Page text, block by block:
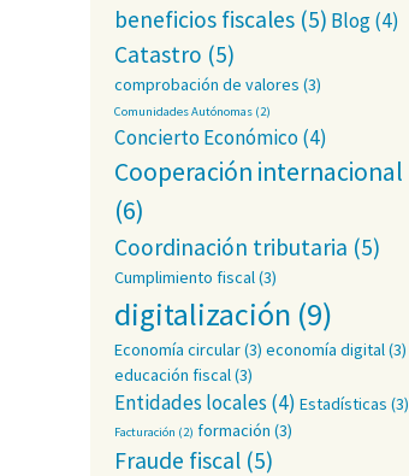
beneficios fiscales (5) Blog(4)
Catastro (5)
comprobación de valores (3)
Comunidades Autónomas (2)
Concierto Económico(4)
Cooperación internacional
(6)
Coordinación tributaria (5)
Cumplimiento fiscal(3)
digitalización (9)
Economía circular(3) economía digital(3)
educación fiscal(3)
Entidades locales (4) Estadísticas (3)
Facturación (2) formación (3)
Fraude fiscal (5)